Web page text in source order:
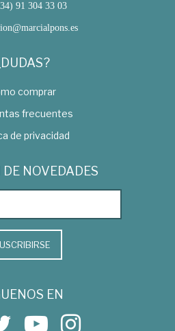
91 304 33 03
comprar
frecuentes
de privacidad
NOVEDADES
EN